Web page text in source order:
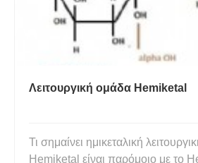
Λειτουργική ομάδα Hemiketal
Τι σημαίνει ημικεταλική
Hemiketal είναι παρόμοιο με το